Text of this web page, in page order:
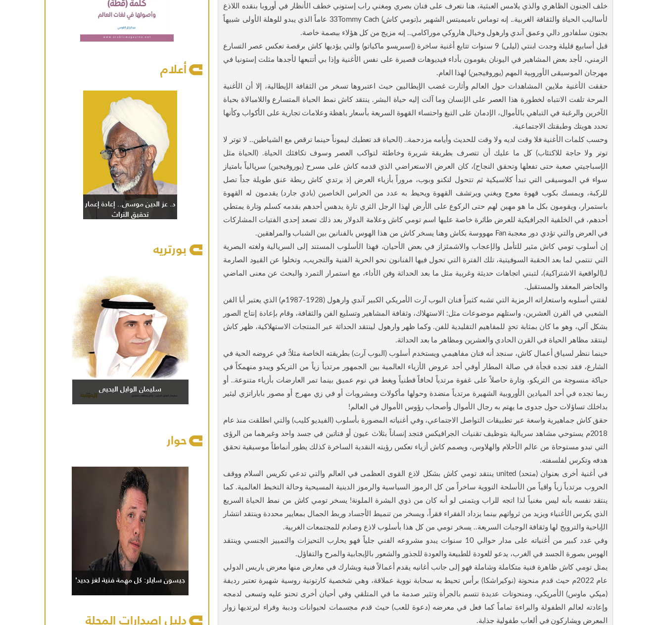
خلف الجنون الظاهري والذي يلامس العبثية، هنا نتعرف على فنان بصري ومغني راب إستوني خطف الأنظار في أوروبا بنقده اللاذع
لأساليب الحياة والثقافة الغربية.. إنه توماس تاميميتس الشهير بـ(تومي كاش) 33Tommy Cach عاماً الذي يبدو للوهلة الأولى شبيهاً
بجنون سلفادور دالي وعمق آندي وارهول وخيال هاروكي موراكامي.. إنه مزيج من كل هؤلاء ببصمة خاصة.
قبل أسابيع قليلة وجدت ابنتي (ليلى) 9 سنوات تتابع أغنية ساخرة (إسبريسو ماكياتو) والتي يؤديها كاش برقصة تعكس عصر التسارع
الزمني، لأجد بعض المشاهير في اليونان يقومون بأداء فيديوهات قصيرة على نفس الأغنية وإذا بي أتتبعها لأجدها مثلت إستونيا في
مهرجان الموسيقى الأوروبية المهم (يوروفيجين) لهذا العام.
حققت الأغنية ملايين المشاهدات حول العالم وأثارت غضب الإيطاليين حيث اعتبروها تسخر من الثقافة الإيطالية، إلا أن الأغنية
المرحة تلفت الانتباه لخطورة هذا العصر على الإنسان وما آلت إليه حياة البشر. ينتقد كاش نمط الحياة المتسارع واللامبالاة بحياة
الآخرين والرغبة في التباهي بالأموال، الإدمان على التبغ واحتساء القهوة السريعة بأسعار باهظة وعلامات تجارية على الأكواب وكأنها
تحدد هويتك وطبقتك الاجتماعية.
وحسب كلمات الأغنية فلا وقت لديه ولا وقت للحديث وأيامه مزدحمة.. (الحياة قد تعطيك ليموناً حينما ترقص مع الشياطين.. لا توتر لا
توتر ولا حاجة للاكتئاب) كل ما عليك أن تتصرف بطريقة شريرة وخاطئة لتواكب العصر وسوف تكافئك الحياة. (الحياة مثل
الإسباجيتي صعبة حتى تفعلها وتحقق النجاح)، كان العرض الاستعراضي الذي قدمه كاش على مسرح (يوروفيجين) سريالياً بامتياز
سواء في الموسيقى التي تبدأ كلاسيكية ثم تتحول لتكنو وبوب، مروراً بأزياء العرض إذ يرتدي كاش ربطة عنق طويلة جداً تصل
للركبة، ويمسك بكوب قهوة معوج ويغني ويرتشف القهوة ويحيط به عدد من الحراس الخاصين (بادي جارد) يقدمون له القهوة
باستمرار، ويقومون بكل ما هو مهين لهم حتى الركوع على الأرض لهذا الرجل الثري تارة يدهس أحدهم بقدمه كسلم وتارة يمتطي
أحدهم، في الخلفية الجرافيكية للعرض طائرة خاصة عليها اسم تومي كاش وعلامة الدولار بعد ذلك تصعد إحدى الفتيات المشاركات
في العرض والتي تؤدي دور معجبة Fan مهووسة بكاش وهنا يسخر كاش من هذا الهوس بالفنانين بين الشباب والمراهقين.
إن أسلوب تومي كاش مثير للتأمل والإعجاب والاشمئزاز في بعض الأحيان، فهذا الأسلوب المستند إلى السريالية ولغته البصرية
التي تنتمي لما بعد الحقبة السوفيتية، تلك الفترة التي تحول فيها الفنانون نحو الحرية الفنية والتجريب، وتخلوا عن القيود الصارمة
لـ(الواقعية الاشتراكية)، لتبني اتجاهات حديثة وغربية مثل ما بعد الحداثة وفن الأداء، مع استمرار التمرد والبحث عن معنى الماضي
والحاضر المعقد والمستقبل.
لفتني أسلوبه واستعاراته الرمزية التي تشبه كثيراً فنان البوب آرت الأمريكي الكبير آندي وارهول (1928-1987م) الذي يعتبر أبا الفن
الشعبي في القرن العشرين، واستلهم موضوعات مثل: الاستهلاك، وثقافة المشاهير وتسليع الفن والثقافة، وقام بإعادة إنتاج الصور
بشكل آلي، وهو ما كان بمثابة تحدٍ للمفاهيم التقليدية للفن. وكما ظهر وارهول لينتقد الحداثة عبر المنتجات الاستهلاكية، ظهر كاش
لينتقد مظاهر الحياة في القرن الحادي والعشرين ومظاهر ما بعد الحداثة.
حينما ننظر لسياق أعمال كاش، سنجد أنه فنان مفاهيمي ويستخدم أسلوب (البوب آرت) بطريقته الخاصة مثلاً: في عروضه الحية في
الشارع، فقد تجده فجأة في صالة المطار أوفي أحد عروض الأزياء العالمية بين الجمهور مرتدياً زياً من التريكو ويبدو منهمكاً في
حياكة منسوجة من التريكو، وتارة حاصلاً على غفوة مرتدياً لحافاً قطنياً ويغط في نوم عميق بينما تمر العارضات بأزياء متنوعة.. أو
ربما تجده في أحد الميادين الأوروبية الشهيرة مرتدياً منضدة وحولها مأكولات ومشروبات أو في زي مهرج أو مصور باباراتزي ليثير
بداخلك تساؤلات حول جدوى ما يهتم به رجال الأموال وأصحاب رؤوس الأموال في العالم!
حقق كاش جماهيرية واسعة عبر تطبيقات التواصل الاجتماعي، وفي أغنياته المصورة بأسلوب (الفيديو كليب) والتي انطلقت منذ عام
2018م يستوحي مشاهد سريالية بتوظيف تقنيات الجرافيكس فتجد إنساناً بثلاث عيون أو فتاتين في جسد واحد وغيرهما من الرؤى
التي تبدو مستوحاة من عالم الأحلام والهلاوس، ويصمم كاش أزياء تعكس رؤيته النقدية الساخرة كذلك يطور أنماطاً موسيقية تحقق
هدفه وتكرس لفلسفته.
في أغنية أخرى بعنوان (متحد) united ينتقد تومي كاش بشكل لاذع القوى العظمى في العالم والتي تدعي تكريس السلام ووقف
الحروب مرتدياً زياً واقياً من الأسلحة النووية ساخراً من كل الرموز السياسية والرموز الدينية المسيحية وحالة التخبط العالمية. كما
ينتقد نفسه بأنه ليس مغنياً لذا اتجه للراب ويتمنى لو أنه كان من ذوي البشرة الملونة! يسخر تومي كاش من نمط الحياة السريع
الذي يكرس الأغنياء ويزيد من ثرواتهم بينما يزداد الفقراء فقراً، ويسخر من تنميط الأجساد وربط الجمال بمعايير محددة وينتقد انتشار
الإباحية والترويج لها وثقافة الوجبات السريعة.. يسخر تومي من كل هذا بأسلوب لاذع وصادم للمجتمعات الغربية.
وفي عدد كبير من أغنياته على مدار حوالي 10 سنوات يبدو مشروعه الفني جلياً فهو يحارب التحيزات والتمييز الجنسي وينتقد
الهوس بصورة الجسد في الغرب، يدعو للعودة للطبيعة والعودة للجذور والشعور بالإيجابية والمرح والتفاؤل.
يمثل تومي كاش ظاهرة فنية متكاملة وشاملة فهو إلى جانب أغانيه يقدم أعمالاً فنية ويشارك في معارض منها معرض باريس الدولي
عام 2022م حيث قدم منحوتة (نوكيراشكا) برأس تحيط به سحابة نووية عملاقة، وهي شخصية كارتونية روسية شهيرة تعتبر رديفة
(ميكي ماوس) الأمريكي، ومنحوتات عديدة تتسم بالجرأة وتثير صدمة ما في المتلقي وفي أحيان أخرى تحنو عليه وتسعى لدمجه
وإعادته لعالم الطفولة والبراءة تماماً كما فعل في معرضه (دعوة للعب) حيث قدم مجسمات لحيوانات ودببة وفراء ليرتديها زوار
المعرض ويشاركون في ألعاب طفولية جذابة.
أعلام
د. عز الدين موسى.. إعادة إعمار
تحقيق التراث
بورتريه
سليمان الوايل اليحيى
حوار
جيسون سايلر: كل مهمة فنية لغز جديد'
دليل إصدارات المجلة